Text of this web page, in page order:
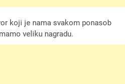
koji je nama svakom ponasob
veliku nagradu.